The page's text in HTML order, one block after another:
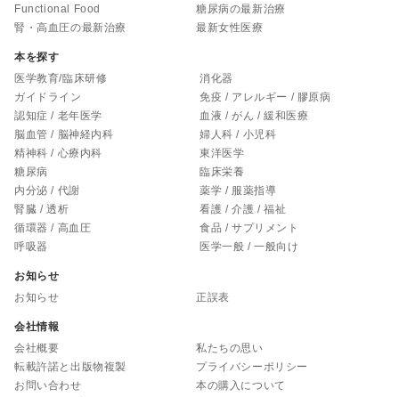
Functional Food
糖尿病の最新治療
腎・高血圧の最新治療
最新女性医療
本を探す
医学教育/臨床研修
ガイドライン
認知症 / 老年医学
脳血管 / 脳神経内科
精神科 / 心療内科
糖尿病
内分泌 / 代謝
腎臓 / 透析
循環器 / 高血圧
呼吸器
消化器
免疫 / アレルギー / 膠原病
血液 / がん / 緩和医療
婦人科 / 小児科
東洋医学
臨床栄養
薬学 / 服薬指導
看護 / 介護 / 福祉
食品 / サプリメント
医学一般 / 一般向け
お知らせ
お知らせ
正誤表
会社情報
会社概要
私たちの思い
転載許諾と出版物複製
プライバシーポリシー
お問い合わせ
本の購入について